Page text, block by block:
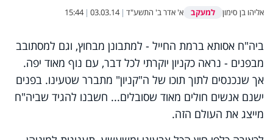
אליהו בן סימון למעקב א' אדר ב' התשע"ד |
03.03.14
|
15:44
ביה"ח אסותא ברמת החייל - למתבונן מבחוץ, וגם למסתובב
מבפנים - נראה כקניון יוקרתי לכל דבר, עם נוף מאוד יפה.
אך שנכנסים לתוך תוכו של ה"קניון" מתברר שטעינו. בפנים
ישנם אנשים חולים מאוד שסובלים... חשבנו להגיד שביה"ח
מייצג את העולם הזה.